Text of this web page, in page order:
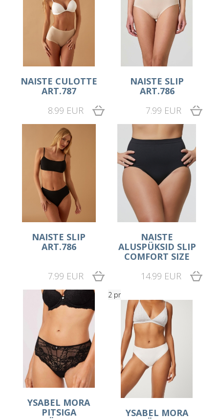
NAISTE CULOTTE
ART.787
8.99 EUR
NAISTE SLIP
ART.786
7.99 EUR
NAISTE SLIP
ART.786
7.99 EUR
NAISTE
ALUSPÜKSID SLIP
COMFORT SIZE
14.99 EUR
YSABEL MORA
PITSIGA
2 pr
YSABEL MORA